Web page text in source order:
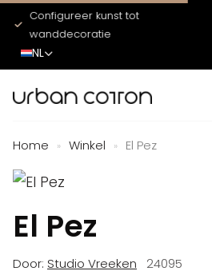
Configureer kunst tot
wanddecoratie
NL
Home » Winkel » El Pez
El Pez
Door: Studio Vreeken 24095